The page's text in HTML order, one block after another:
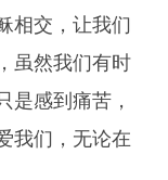
相交，让我们
虽然我们有时
是感到痛苦，
我们，无论在